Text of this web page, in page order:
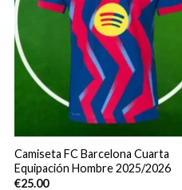
Camiseta FC Barcelona Cuarta
Equipación Hombre 2025/2026
€25.00